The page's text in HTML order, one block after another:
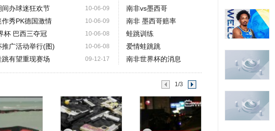
10-06-09
办球迷狂欢节
10-06-09
秀PK德国激情
10-06-08
杯 巴西三夺冠
10-06-08
广活动举行(图)
09-12-17
有望重现赛场
南非vs墨西哥
南非 墨西哥赔率
蛙跳训练
爱情蛙跳跳
南非世界杯的消息
1/3